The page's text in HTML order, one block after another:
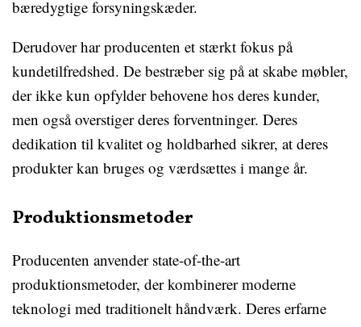
bæredygtige forsyningskæder.
Derudover har producenten et stærkt fokus på
kundetilfredshed. De bestræber sig på at skabe møbler,
der ikke kun opfylder behovene hos deres kunder,
men også overstiger deres forventninger. Deres
dedikation til kvalitet og holdbarhed sikrer, at deres
produkter kan bruges og værdsættes i mange år.
Produktionsmetoder
Producenten anvender state-of-the-art
produktionsmetoder, der kombinerer moderne
teknologi med traditionelt håndværk. Deres erfarne